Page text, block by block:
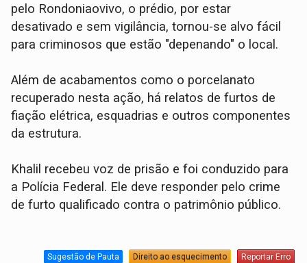
pelo Rondoniaovivo, o prédio, por estar
desativado e sem vigilância, tornou-se alvo fácil
para criminosos que estão "depenando" o local.
Além de acabamentos como o porcelanato
recuperado nesta ação, há relatos de furtos de
fiação elétrica, esquadrias e outros componentes
da estrutura.
​Khalil recebeu voz de prisão e foi conduzido para
a Polícia Federal. Ele deve responder pelo crime
de furto qualificado contra o patrimônio público.
Sugestão de Pauta Direito ao esquecimento Reportar Erro